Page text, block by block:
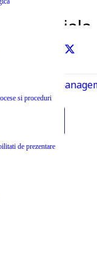
si proceduri
de prezentare
este